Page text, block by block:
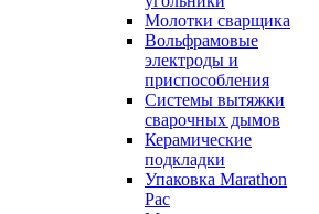
Молотки сварщика
Вольфрамовые
электроды и
приспособления
Системы вытяжки
сварочных дымов
Керамические
подкладки
Упаковка Marathon
Pac